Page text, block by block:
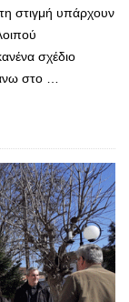
στιγμή υπάρχουν
σχέδιο
στο …